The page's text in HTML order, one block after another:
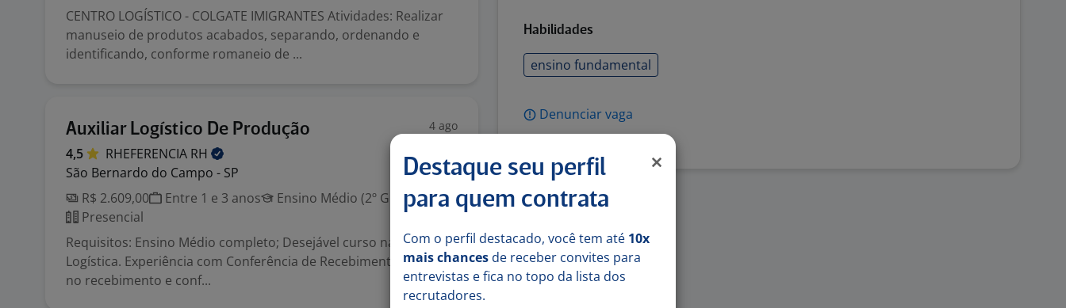
CENTRO LOGÍSTICO - COLGATE IMIGRANTES Atividades: Realizar
manuseio de produtos acabados, separando, ordenando e
identificando, conforme romaneio de ...
Auxiliar Logístico De Produção 4 ago
4,5 RHEFERENCIA RH
São Bernardo do Campo - SP
R$ 2.609,00
Entre 1 e 3 anos
Ensino Médio (2º Grau)
Presencial
Requisitos: Ensino Médio completo; Desejável curso nas áreas de
Logística. Experiência com Conferência de Recebimento. Irá atuar
no recebimento e conf...
Habilidades
ensino fundamental
Denunciar vaga
Destaque seu perfil
para quem contrata
Com o perfil destacado, você tem até 10x
mais chances de receber convites para
entrevistas e fica no topo da lista dos
recrutadores.